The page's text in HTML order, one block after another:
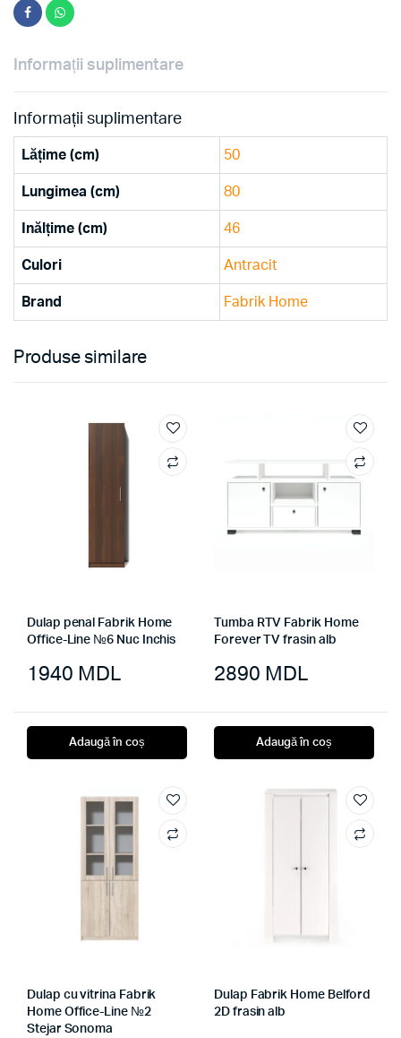
Informații suplimentare
Informații suplimentare
Lățime (cm) 50
Lungimea (cm) 80
Inălțime (cm) 46
Culori Antracit
Brand Fabrik Home
Produse similare
Dulap penal Fabrik Home
Office-Line №6 Nuc Inchis
1940 MDL
Adaugă în coș
Tumba RTV Fabrik Home
Forever TV frasin alb
2890 MDL
Adaugă în coș
Dulap cu vitrina Fabrik
Home Office-Line №2
Stejar Sonoma
Dulap Fabrik Home Belford
2D frasin alb